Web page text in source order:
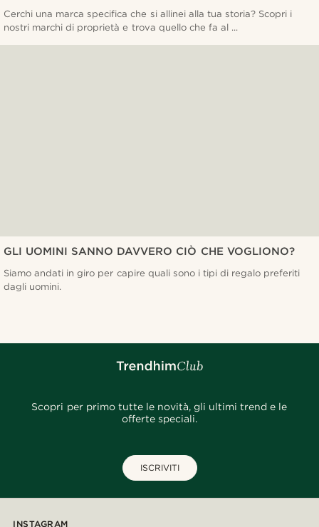
Cerchi una marca specifica che si allinei alla tua storia? Scopri i
nostri marchi di proprietà e trova quello che fa al ...
GLI UOMINI SANNO DAVVERO CIÒ CHE VOGLIONO?
Siamo andati in giro per capire quali sono i tipi di regalo preferiti
dagli uomini.
Scopri per primo tutte le novità, gli ultimi trend e le
offerte speciali.
ISCRIVITI
INSTAGRAM